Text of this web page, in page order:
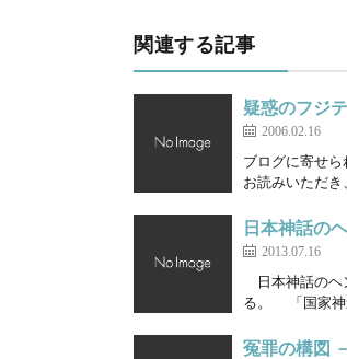
関連する記事
疑惑のフジ
2006.02.16
ブログに寄せ
お読みいただ
日本神話の
2013.07.16
日本神話のヘ
る。 「国家神
冤罪の構図